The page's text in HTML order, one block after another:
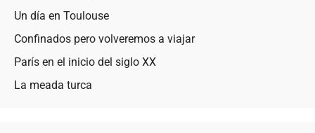
Un día en Toulouse
Confinados pero volveremos a viajar
París en el inicio del siglo XX
La meada turca